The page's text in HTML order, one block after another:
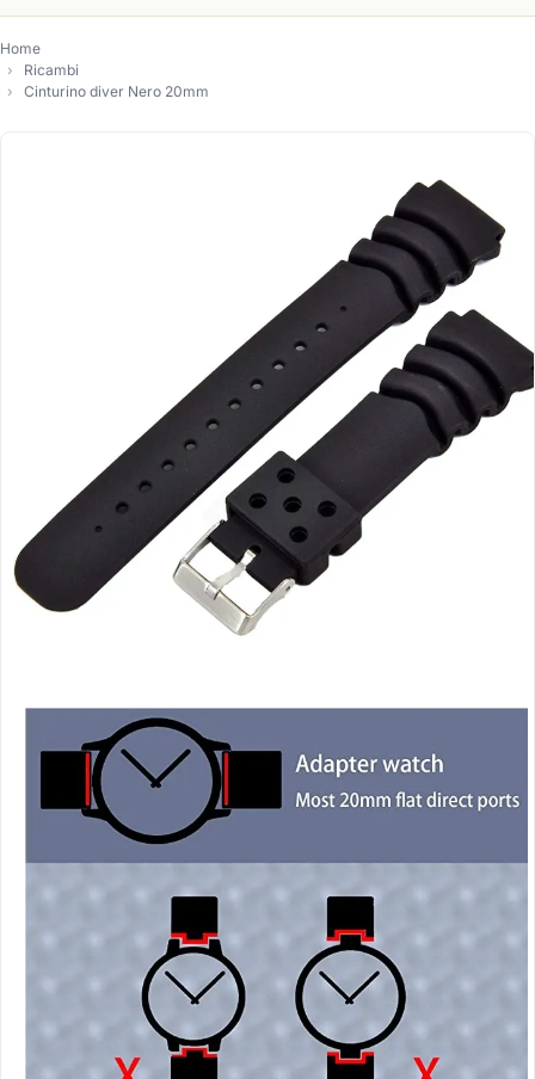
Home
Ricambi
Cinturino diver Nero 20mm